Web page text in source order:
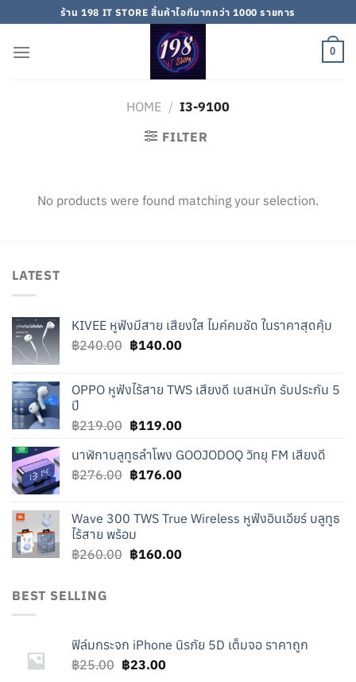
to
content
ร้าน 198 IT STORE สิ้นค้าไอทีมากกว่า 1000 รายการ
0
HOME / I3-9100
FILTER
No products were found matching your selection.
LATEST
KIVEE หูฟังมีสาย เสียงใส ไมค์คมชัด ในราคาสุดคุ้ม
฿240.00 Original
฿240.00.
฿140.00Current
฿140.00.
OPPO หูฟังไร้สาย TWS เสียงดี เบสหนัก รับประกัน 5
ปี
฿219.00 Original
was:
฿219.00.
฿119.00Current
is:
฿119.00.
นาฬิกาบลูทูธลำโพง GOOJODOQ วิทยุ FM เสียงดี
฿276.00 Original
฿276.00.
฿176.00Current
฿176.00.
Wave 300 TWS True Wireless หูฟังอินเอียร์ บลูทูธ
ไร้สาย พร้อม
฿260.00 Original
฿160.00Current
BEST SELLING
ฟิล์มกระจก iPhone นิรภัย 5D เต็มจอ ราคาถูก
฿25.00 Original
฿23.00Current